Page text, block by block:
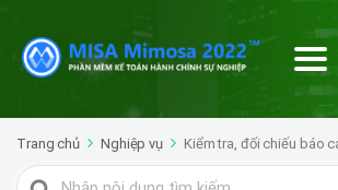
Trang chủ Nghiệp vụ Kiểm tra, đối chiếu báo
Tìm